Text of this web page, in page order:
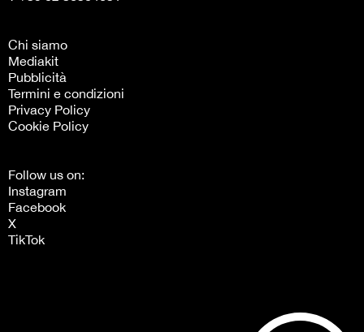
Chi siamo
Mediakit
Pubblicità
Termini e condizioni
Privacy Policy
Cookie Policy
Follow us on:
Instagram
Facebook
X
TikTok